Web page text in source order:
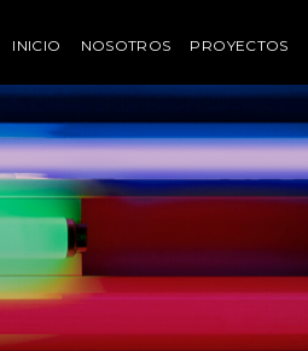
INICIO NOSOTROS PROYECTOS